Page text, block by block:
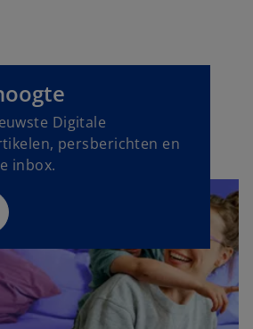
Digitale
persberichten en
inbox.